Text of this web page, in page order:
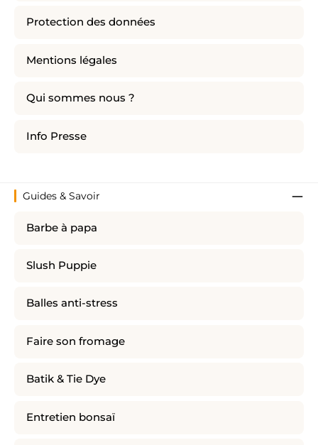
Protection des données
Mentions légales
Qui sommes nous ?
Info Presse
Guides & Savoir
Barbe à papa
Slush Puppie
Balles anti-stress
Faire son fromage
Batik & Tie Dye
Entretien bonsaï